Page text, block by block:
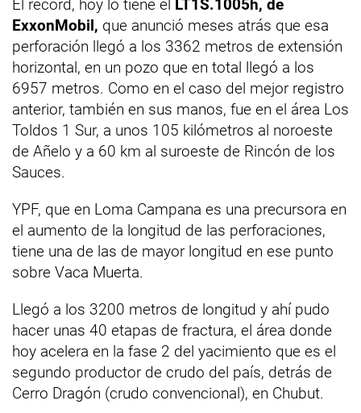
El récord, hoy lo tiene el LT1S.1005h, de
ExxonMobil, que anunció meses atrás que esa
perforación llegó a los 3362 metros de extensión
horizontal, en un pozo que en total llegó a los
6957 metros. Como en el caso del mejor registro
anterior, también en sus manos, fue en el área Los
Toldos 1 Sur, a unos 105 kilómetros al noroeste
de Añelo y a 60 km al suroeste de Rincón de los
Sauces.
YPF, que en Loma Campana es una precursora en
el aumento de la longitud de las perforaciones,
tiene una de las de mayor longitud en ese punto
sobre Vaca Muerta.
Llegó a los 3200 metros de longitud y ahí pudo
hacer unas 40 etapas de fractura, el área donde
hoy acelera en la fase 2 del yacimiento que es el
segundo productor de crudo del país, detrás de
Cerro Dragón (crudo convencional), en Chubut.